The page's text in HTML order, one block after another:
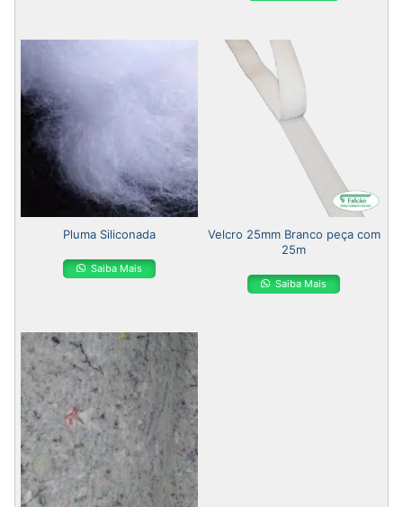
Pluma Siliconada
Saiba Mais
Velcro 25mm Branco peça com
25m
Saiba Mais